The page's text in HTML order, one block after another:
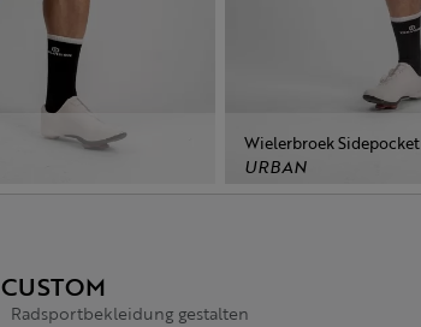
Wielerbroek Sidepocket
URBAN
CUSTOM
Radsportbekleidung gestalten